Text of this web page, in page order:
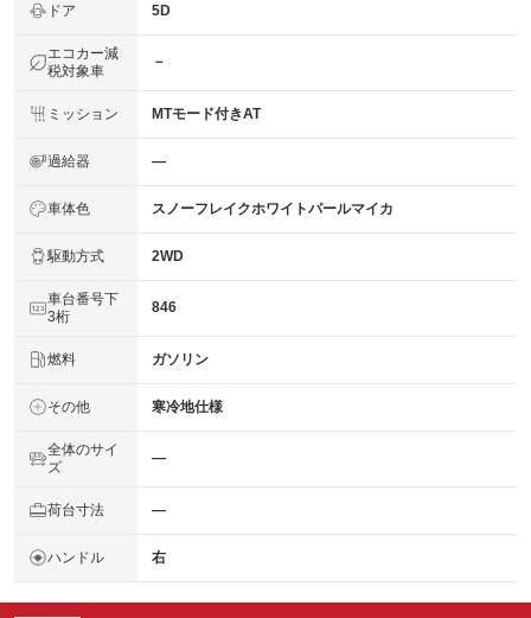
ドア 5D
エコカー減
税対象車
－
ミッション MTモード付きAT
過給器 ―
車体色 スノーフレイクホワイトパールマイカ
駆動方式 2WD
車台番号下
3桁
846
燃料 ガソリン
その他 寒冷地仕様
全体のサイ
ズ
―
荷台寸法 ―
ハンドル 右